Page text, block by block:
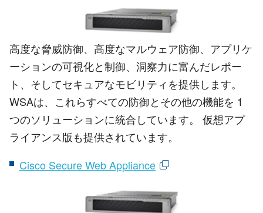
高度な脅威防御、高度なマルウェア防御、アプリケ
ーションの可視化と制御、洞察力に富んだレポー
ト、そしてセキュアなモビリティを提供します。
WSAは、これらすべての防御とその他の機能を 1
つのソリューションに統合しています。 仮想アプ
ライアンス版も提供されています。
Cisco Secure Web Appliance